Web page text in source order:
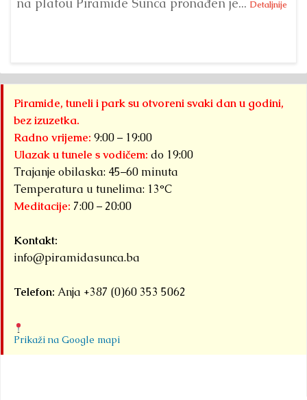
na platou Piramide Sunca pronađen je... Detaljnije
Piramide, tuneli i park su otvoreni svaki dan u godini,
bez izuzetka.
Radno vrijeme: 9:00 – 19:00
Ulazak u tunele s vodičem: do 19:00
Trajanje obilaska: 45–60 minuta
Temperatura u tunelima: 13°C
Meditacije: 7:00 – 20:00
Kontakt:
info@piramidasunca.ba
Telefon: Anja +387 (0)60 353 5062
Prikaži na Google mapi